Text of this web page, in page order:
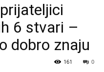
6 stvari –
dobro znaju
0
161